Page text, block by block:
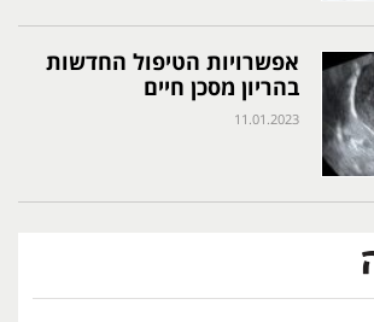
אפשרויות הטיפול החדשות
בהריון מסכן חיים
11.01.2023